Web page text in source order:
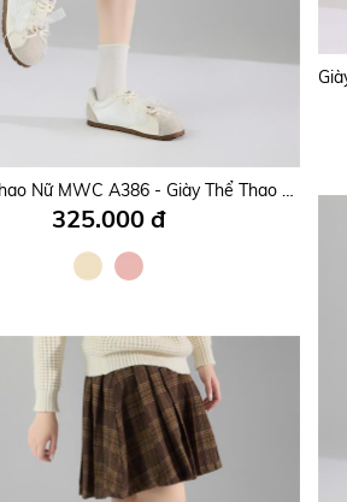
Giày Thể Thao Nữ MWC A386 - Giày Thể Thao Nữ Họa Tiết Nơ Xinh Xắn, Nữ Tính Đi Học, Đi Chơi, Dạo Phố Trẻ Trung, Năng Động.
325.000 đ
375.000 đ